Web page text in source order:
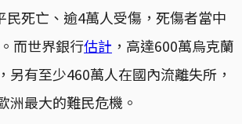
民死亡、逾4萬人受傷，死傷者當中
而世界銀行估計 ，高達600萬烏克蘭
另有至少460萬人在國內流離失所，
洲最大的難民危機。